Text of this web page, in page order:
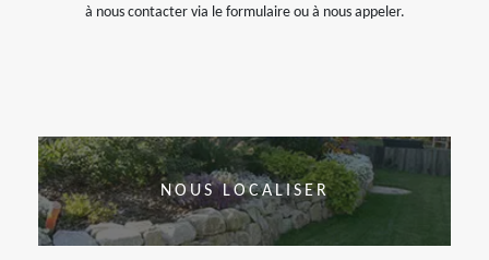
à nous contacter via le formulaire ou à nous appeler.
NOUS LOCALISER